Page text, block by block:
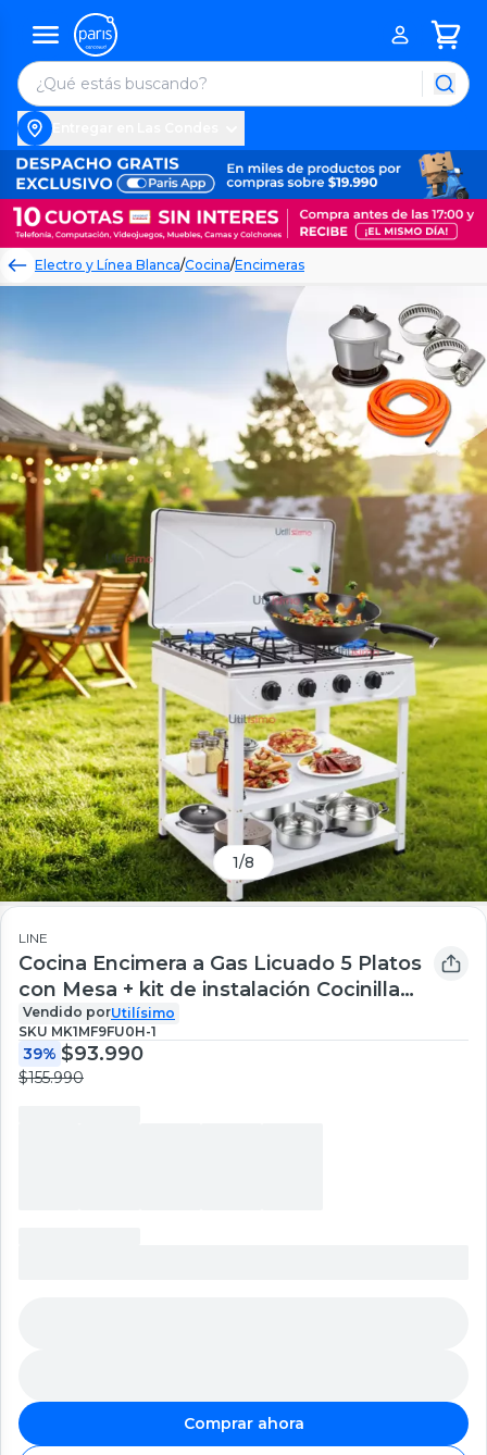
Electro y Línea Blanca/Cocina/Encimeras
1/8
LINE
Cocina Encimera a Gas Licuado 5 Platos
con Mesa + kit de instalación Cocinilla
Blanco
Vendido porUtilísimo
SKU MK1MF9FU0H-1
39% $93.990
$155.990
Comprar ahora